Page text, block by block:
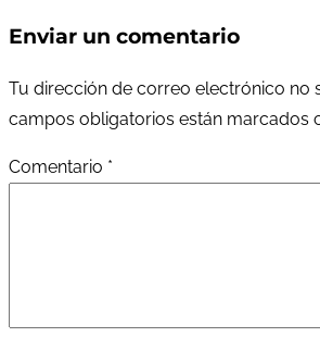
Enviar un comentario
Tu dirección de correo electrónico no
campos obligatorios están marcados
Comentario *